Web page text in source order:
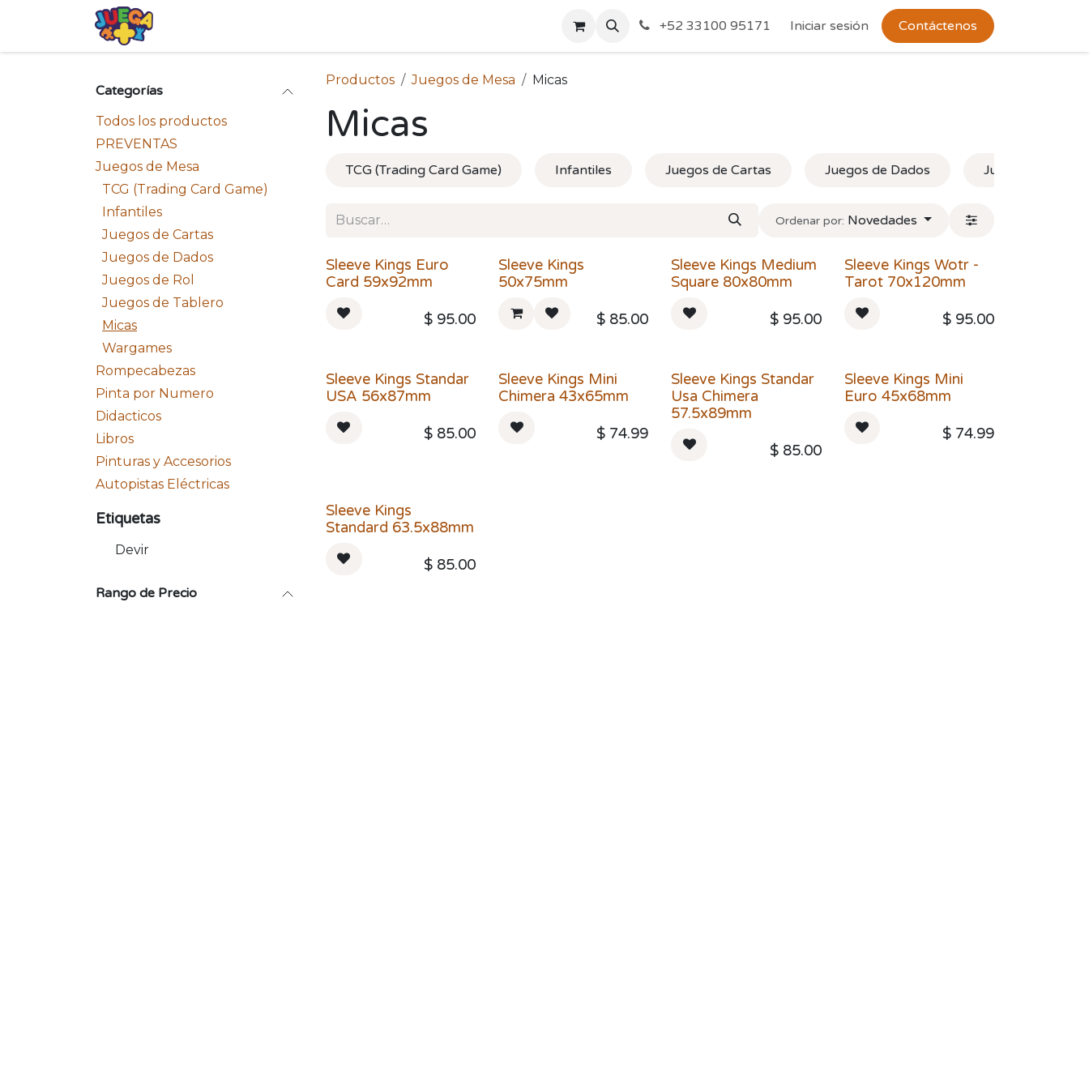
Acerca de Nosotros Politicas de Envío y Devoluciones
+52 33100 95171 Iniciar sesión Contáctenos
Categorías
Todos los productos
PREVENTAS
Juegos de Mesa
TCG (Trading Card Game)
Infantiles
Juegos de Cartas
Juegos de Dados
Juegos de Rol
Juegos de Tablero
Micas
Wargames
Rompecabezas
Pinta por Numero
Didacticos
Libros
Pinturas y Accesorios
Autopistas Eléctricas
Etiquetas
Devir
Rango de Precio
Productos Juegos de Mesa Micas
Micas
TCG (Trading Card Game) Infantiles Juegos de Cartas Juegos de Dados Juegos de Rol
Ordenar por: Novedades
Sleeve Kings Euro
Card 59x92mm
$ 95.00
Sleeve Kings
50x75mm
$ 85.00
Sleeve Kings Medium
Square 80x80mm
$ 95.00
Sleeve Kings Wotr -
Tarot 70x120mm
$ 95.00
Sleeve Kings Standar
USA 56x87mm
$ 85.00
Sleeve Kings Mini
Chimera 43x65mm
$ 74.99
Sleeve Kings Standar
Usa Chimera
57.5x89mm
$ 85.00
Sleeve Kings Mini
Euro 45x68mm
$ 74.99
Sleeve Kings
Standard 63.5x88mm
$ 85.00